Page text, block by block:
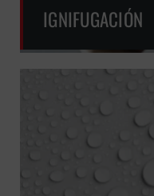
IGNIFUGACIÓN